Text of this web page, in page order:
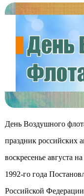
День Воздушного
праздник российских
воскресенье августа
1992-го года
Российской